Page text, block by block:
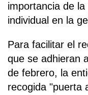
importancia de
individual en la
Para facilitar el
que se adhieran
de febrero, la
recogida "puerta